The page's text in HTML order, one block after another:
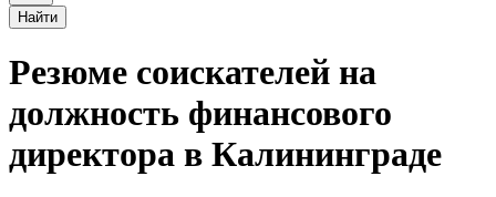
Найти
Резюме соискателей на
должность финансового
директора в Калининграде